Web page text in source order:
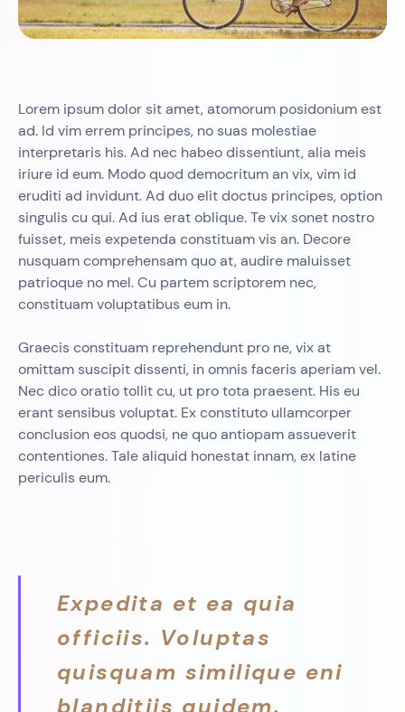
Lorem ipsum dolor sit amet, atomorum posidonium est
ad. Id vim errem principes, no suas molestiae
interpretaris his. Ad nec habeo dissentiunt, alia meis
iriure id eum. Modo quod democritum an vix, vim id
eruditi ad invidunt. Ad duo elit doctus principes, option
singulis cu qui. Ad ius erat oblique. Te vix sonet nostro
fuisset, meis expetenda constituam vis an. Decore
nusquam comprehensam quo at, audire maluisset
patrioque no mel. Cu partem scriptorem nec,
constituam voluptatibus eum in.
Graecis constituam reprehendunt pro ne, vix at
omittam suscipit dissenti, in omnis faceris aperiam vel.
Nec dico oratio tollit cu, ut pro tota praesent. His eu
erant sensibus voluptat. Ex constituto ullamcorper
conclusion eos quodsi, ne quo antiopam assueverit
contentiones. Tale aliquid honestat innam, ex latine
periculis eum.
Expedita et ea quia
officiis. Voluptas
quisquam similique eni
blanditiis quidem.